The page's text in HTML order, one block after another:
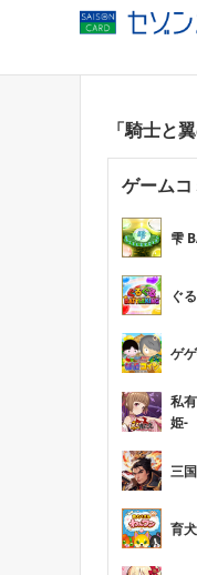
「騎士と
ゲーム
雫
ぐ
ゲ
私
姫-
三
育